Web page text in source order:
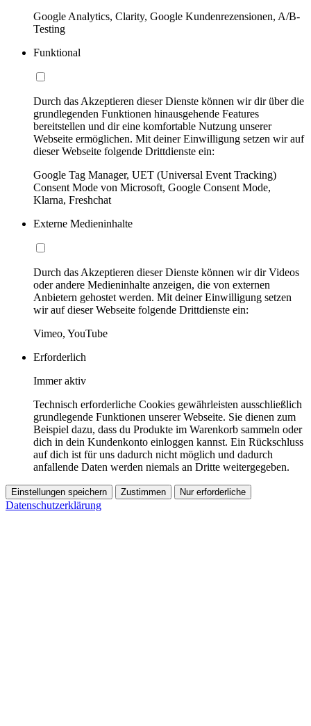
Google Analytics, Clarity, Google Kundenrezensionen, A/B-
Testing
Funktional
Durch das Akzeptieren dieser Dienste können wir dir über die
grundlegenden Funktionen hinausgehende Features
bereitstellen und dir eine komfortable Nutzung unserer
Webseite ermöglichen. Mit deiner Einwilligung setzen wir auf
dieser Webseite folgende Drittdienste ein:
Google Tag Manager, UET (Universal Event Tracking)
Consent Mode von Microsoft, Google Consent Mode,
Klarna, Freshchat
Externe Medieninhalte
Durch das Akzeptieren dieser Dienste können wir dir Videos
oder andere Medieninhalte anzeigen, die von externen
Anbietern gehostet werden. Mit deiner Einwilligung setzen
wir auf dieser Webseite folgende Drittdienste ein:
Vimeo, YouTube
Erforderlich
Immer aktiv
Technisch erforderliche Cookies gewährleisten ausschließlich
grundlegende Funktionen unserer Webseite. Sie dienen zum
Beispiel dazu, dass du Produkte im Warenkorb sammeln oder
dich in dein Kundenkonto einloggen kannst. Ein Rückschluss
auf dich ist für uns dadurch nicht möglich und dadurch
anfallende Daten werden niemals an Dritte weitergegeben.
Einstellungen speichern Zustimmen Nur erforderliche
Datenschutzerklärung